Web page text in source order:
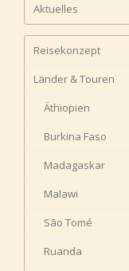
Aktuelles
Reisekonzept
Länder & Touren
Äthiopien
Burkina Faso
Madagaskar
Malawi
São Tomé
Ruanda